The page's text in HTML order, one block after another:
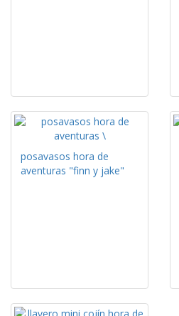
posavasos hora de
aventuras "finn y jake"